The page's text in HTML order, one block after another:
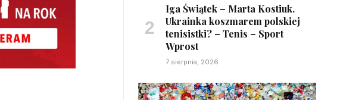
Iga Świątek – Marta Kostiuk.
Ukrainka koszmarem polskiej
tenisistki? – Tenis – Sport
Wprost
7 sierpnia, 2026